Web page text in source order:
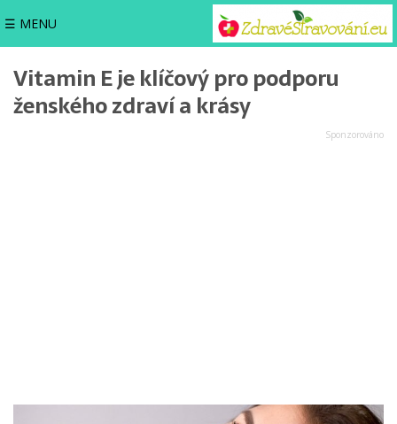
☰ MENU
Vitamin E je klíčový pro podporu
ženského zdraví a krásy